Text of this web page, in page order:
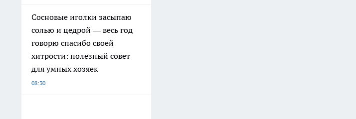
Сосновые иголки засыпаю
солью и цедрой — весь год
говорю спасибо своей
хитрости: полезный совет
для умных хозяек
08:30